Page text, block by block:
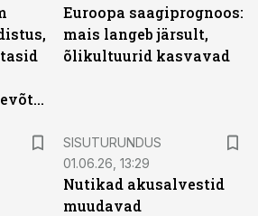
põllumajandusettevõtted
Euroopa saagiprognoos:
mais langeb järsult,
õlikultuurid kasvavad
SISUTURUNDUS
01.06.26, 13:29
Nutikad akusalvestid
muudavad